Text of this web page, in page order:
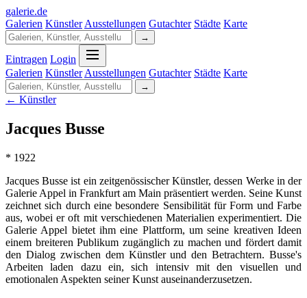
galerie.de
Galerien Künstler Ausstellungen Gutachter Städte Karte
→
Eintragen Login
Galerien Künstler Ausstellungen Gutachter Städte Karte
→
← Künstler
Jacques Busse
* 1922
Jacques Busse ist ein zeitgenössischer Künstler, dessen Werke in der
Galerie Appel in Frankfurt am Main präsentiert werden. Seine Kunst
zeichnet sich durch eine besondere Sensibilität für Form und Farbe
aus, wobei er oft mit verschiedenen Materialien experimentiert. Die
Galerie Appel bietet ihm eine Plattform, um seine kreativen Ideen
einem breiteren Publikum zugänglich zu machen und fördert damit
den Dialog zwischen dem Künstler und den Betrachtern. Busse's
Arbeiten laden dazu ein, sich intensiv mit den visuellen und
emotionalen Aspekten seiner Kunst auseinanderzusetzen.